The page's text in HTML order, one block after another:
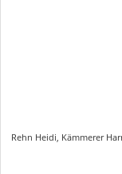
Rehn Heidi, Kämmerer